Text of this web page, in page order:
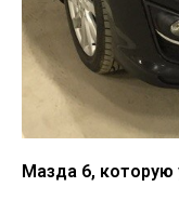
Мазда 6, которую